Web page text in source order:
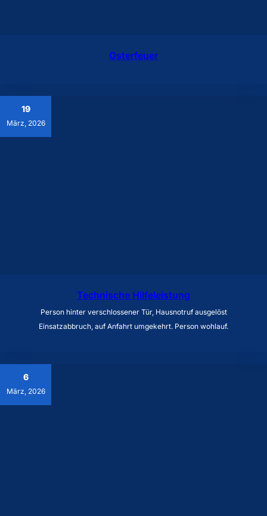
Osterfeuer
19
März, 2026
Technische Hilfeleistung
Person hinter verschlossener Tür, Hausnotruf ausgelöst
Einsatzabbruch, auf Anfahrt umgekehrt. Person wohlauf.
6
März, 2026